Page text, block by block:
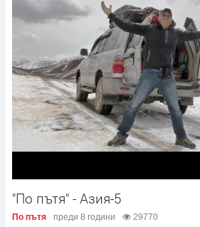
"По пътя" - Азия-5
По пътя преди 8 години 29770